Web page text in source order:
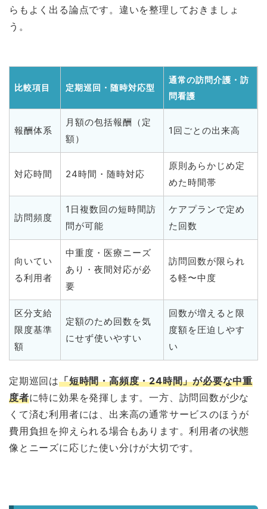
らもよく出る論点です。違いを整理しておきましょ
う。
比較項目 定期巡回・随時対応型
通常の訪問介護・訪
問看護
報酬体系
月額の包括報酬（定
額）
1回ごとの出来高
対応時間 24時間・随時対応
原則あらかじめ定
めた時間帯
訪問頻度
1日複数回の短時間訪
問が可能
ケアプランで定め
た回数
向いてい
る利用者
中重度・医療ニーズ
あり・夜間対応が必
要
訪問回数が限られ
る軽〜中度
区分支給
限度基準
額
定額のため回数を気
にせず使いやすい
回数が増えると限
度額を圧迫しやす
い
定期巡回は「短時間・高頻度・24時間」が必要な中重
度者に特に効果を発揮します。一方、訪問回数が少な
くて済む利用者には、出来高の通常サービスのほうが
費用負担を抑えられる場合もあります。利用者の状態
像とニーズに応じた使い分けが大切です。